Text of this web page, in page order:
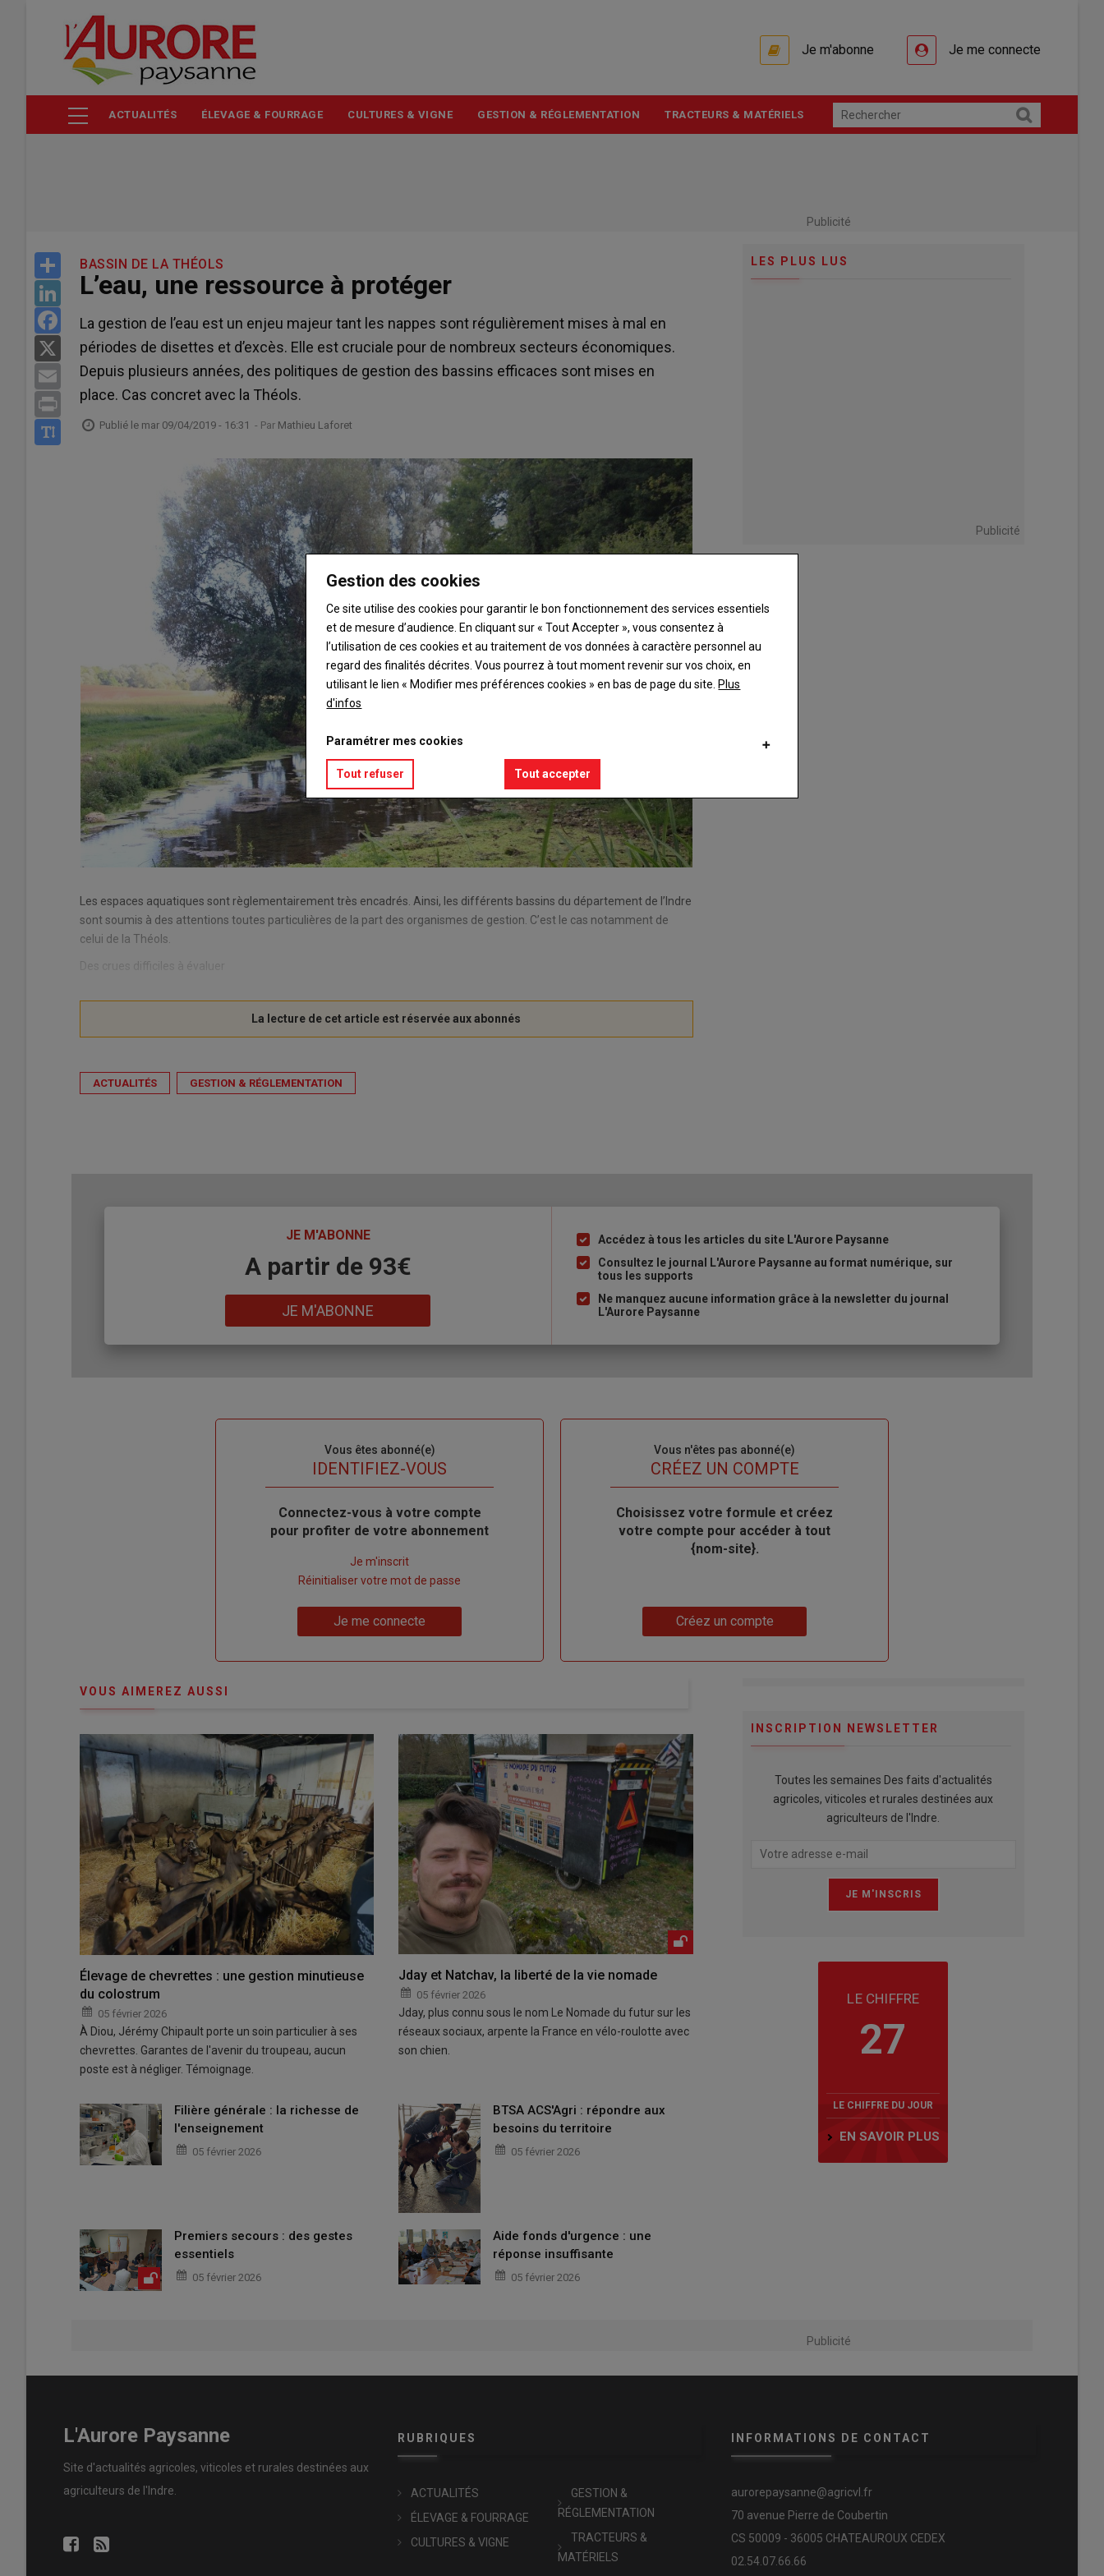
contenu
Je m'abonne Je me connecte
ACTUALITÉS ÉLEVAGE & FOURRAGE CULTURES & VIGNE GESTION & RÉGLEMENTATION TRACTEURS & MATÉRIELS
Publicité
Share
LinkedIn
Facebook
Email
Print
BASSIN DE LA THÉOLS
L’eau, une ressource à protéger
La gestion de l’eau est un enjeu majeur tant les nappes sont régulièrement mises à mal en
périodes de disettes et d’excès. Elle est cruciale pour de nombreux secteurs économiques.
Depuis plusieurs années, des politiques de gestion des bassins efficaces sont mises en
place. Cas concret avec la Théols.
Publié le mar 09/04/2019 - 16:31 - Par Mathieu Laforet
Les espaces aquatiques sont règlementairement très encadrés. Ainsi, les différents bassins du département de l’Indre
sont soumis à des attentions toutes particulières de la part des organismes de gestion. C’est le cas notamment de
celui de la Théols.
Des crues difficiles à évaluer
ACTUALITÉS GESTION & RÉGLEMENTATION
LES PLUS LUS
Publicité
JE M'ABONNE
A partir de 93€
JE M'ABONNE
Liste
à
puce
Accédez à tous les articles du site L'Aurore Paysanne
Consultez le journal L'Aurore Paysanne au format numérique, sur
tous les supports
Ne manquez aucune information grâce à la newsletter du journal
L'Aurore Paysanne
Vous êtes abonné(e)
IDENTIFIEZ-VOUS
Body
Connectez-vous à votre compte
pour profiter de votre abonnement
compte"
Je m'inscrit
Réinitialiser votre mot de passe
Je me connecte
Vous n'êtes pas abonné(e)
TITRECRÉEZ UN COMPTE
Body
Choisissez votre formule et créez
votre compte pour accéder à tout
{nom-site}.
Créez un compte
VOUS AIMEREZ AUSSI
Élevage de chevrettes : une gestion minutieuse
du colostrum
05 février 2026
À Diou, Jérémy Chipault porte un soin particulier à ses
chevrettes. Garantes de l'avenir du troupeau, aucun
poste est à négliger. Témoignage.
Jday et Natchav, la liberté de la vie nomade
05 février 2026
Jday, plus connu sous le nom Le Nomade du futur sur les
réseaux sociaux, arpente la France en vélo-roulotte avec
son chien.
Filière générale : la richesse de
l'enseignement
05 février 2026
BTSA ACS'Agri : répondre aux
besoins du territoire
05 février 2026
Premiers secours : des gestes
essentiels
05 février 2026
Aide fonds d'urgence : une
réponse insuffisante
05 février 2026
INSCRIPTION NEWSLETTER
Toutes les semaines Des faits d'actualités
agricoles, viticoles et rurales destinées aux
agriculteurs de l'Indre.
LE CHIFFRE
27
LE CHIFFRE DU JOUR
EN SAVOIR PLUS
Publicité
L'Aurore Paysanne
Site d'actualités agricoles, viticoles et rurales destinées aux
agriculteurs de l'Indre.
RUBRIQUES
ACTUALITÉS
ÉLEVAGE & FOURRAGE
CULTURES & VIGNE
GESTION &
RÉGLEMENTATION
TRACTEURS &
MATÉRIELS
INFORMATIONS DE CONTACT
aurorepaysanne@agricvl.fr
70 avenue Pierre de Coubertin
CS 50009 - 36005 CHATEAUROUX CEDEX
02.54.07.66.66
Gestion des cookies
Ce site utilise des cookies pour garantir le bon fonctionnement des services essentiels
et de mesure d’audience. En cliquant sur « Tout Accepter », vous consentez à
l’utilisation de ces cookies et au traitement de vos données à caractère personnel au
regard des finalités décrites. Vous pourrez à tout moment revenir sur vos choix, en
utilisant le lien « Modifier mes préférences cookies » en bas de page du site.Plus
d'infos
Paramétrer mes cookies
Tout refuser Tout accepter